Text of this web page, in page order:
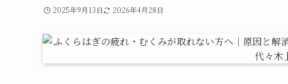
2025年9月13日 2026年4月28日